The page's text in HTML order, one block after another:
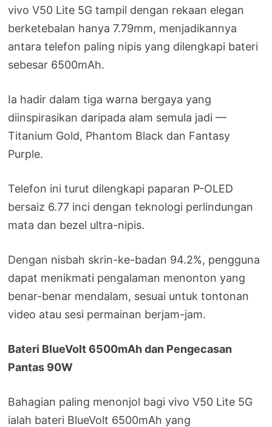
vivo V50 Lite 5G tampil dengan rekaan elegan
berketebalan hanya 7.79mm, menjadikannya
antara telefon paling nipis yang dilengkapi bateri
sebesar 6500mAh.
Ia hadir dalam tiga warna bergaya yang
diinspirasikan daripada alam semula jadi —
Titanium Gold, Phantom Black dan Fantasy
Purple.
Telefon ini turut dilengkapi paparan P-OLED
bersaiz 6.77 inci dengan teknologi perlindungan
mata dan bezel ultra-nipis.
Dengan nisbah skrin-ke-badan 94.2%, pengguna
dapat menikmati pengalaman menonton yang
benar-benar mendalam, sesuai untuk tontonan
video atau sesi permainan berjam-jam.
Bateri BlueVolt 6500mAh dan Pengecasan
Pantas 90W
Bahagian paling menonjol bagi vivo V50 Lite 5G
ialah bateri BlueVolt 6500mAh yang